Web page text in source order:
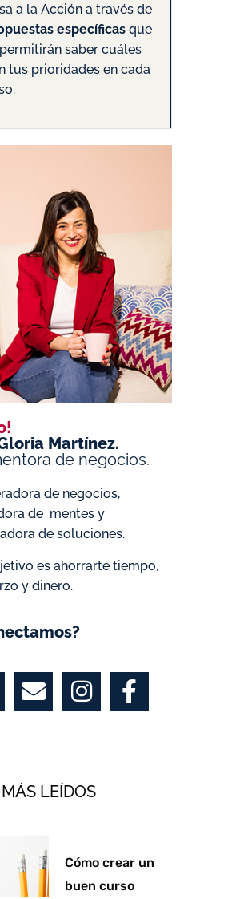
a la Acción a través de
específicasque
saber cuáles
tus prioridades en cada
Martínez.
de negocios.
de negocios,
de mentes y
de soluciones.
es ahorrarte tiempo,
y dinero.
E
n
v
o
I
n
s
g
m
F
a
c
-
f
LEÍDOS
Cómo crear un
buen curso